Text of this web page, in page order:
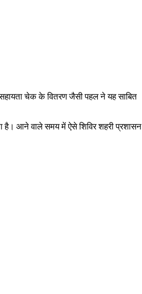
चेक के वितरण जैसी पहल ने यह साबित
आने वाले समय में ऐसे शिविर शहरी प्रशासन